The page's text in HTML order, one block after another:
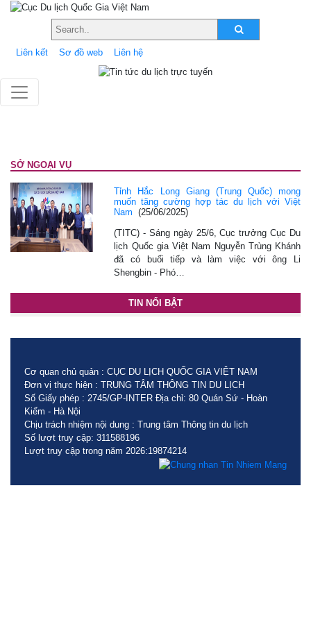
Liên kết Sơ đồ web Liên hệ
SỞ NGOẠI VỤ
Tỉnh Hắc Long Giang (Trung Quốc) mong
muốn tăng cường hợp tác du lịch với Việt
Nam
(25/06/2025)
(TITC) - Sáng ngày 25/6, Cục trưởng Cục Du
lịch Quốc gia Việt Nam Nguyễn Trùng Khánh
đã có buổi tiếp và làm việc với ông Li
Shengbin - Phó…
TIN NỔI BẬT
Cơ quan chủ quản : CỤC DU LỊCH QUỐC GIA VIỆT NAM
Đơn vị thực hiện : TRUNG TÂM THÔNG TIN DU LỊCH
Số Giấy phép : 2745/GP-INTER Địa chỉ: 80 Quán Sứ - Hoàn
Kiếm - Hà Nội
Chịu trách nhiệm nội dung : Trung tâm Thông tin du lịch
Số lượt truy cập: 311588196
Lượt truy cập trong năm 2026:19874214